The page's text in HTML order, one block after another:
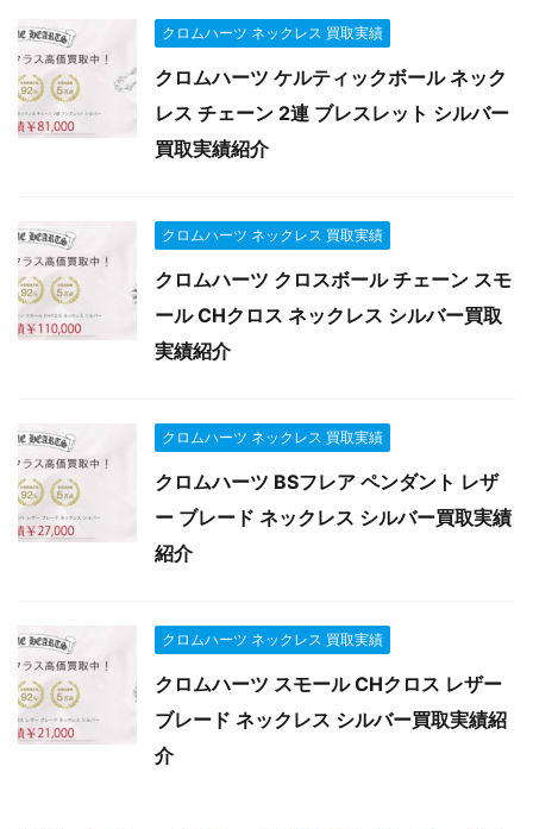
クロムハーツ ネックレス 買取実績
クロムハーツ ケルティックボール ネック
レス チェーン 2連 ブレスレット シルバー
買取実績紹介
クロムハーツ ネックレス 買取実績
クロムハーツ クロスボール チェーン スモ
ール CHクロス ネックレス シルバー買取
実績紹介
クロムハーツ ネックレス 買取実績
クロムハーツ BSフレア ペンダント レザ
ー ブレード ネックレス シルバー買取実績
紹介
クロムハーツ ネックレス 買取実績
クロムハーツ スモール CHクロス レザー
ブレード ネックレス シルバー買取実績紹
介